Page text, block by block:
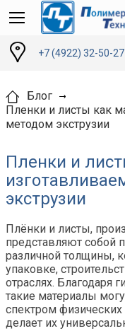
+7 (4922) 32-50-27
Блог
Пленки и листы как
методом экструзии
Пленки и
экструзии
Плёнки и листы,
представляют собой
различной толщины,
упаковке,
отраслях. Благодаря
такие материалы
спектром физических
делает их